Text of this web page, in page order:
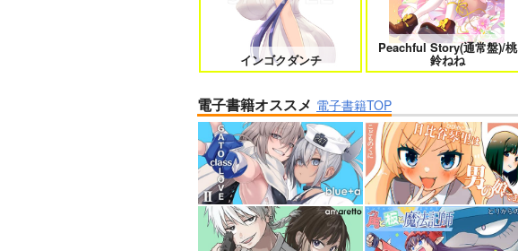
インゴクダンチ
Peachful Story(通常盤)/桃
鈴ねね
電子書籍オススメ 電子書籍TOP